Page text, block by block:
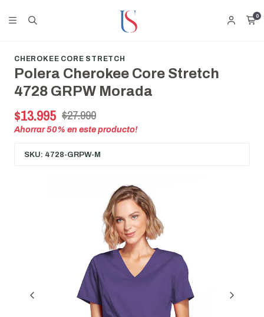
0
CHEROKEE CORE STRETCH
Polera Cherokee Core Stretch
4728 GRPW Morada
$13.995 $27.990
Ahorrar50% en este producto!
SKU: 4728-GRPW-M